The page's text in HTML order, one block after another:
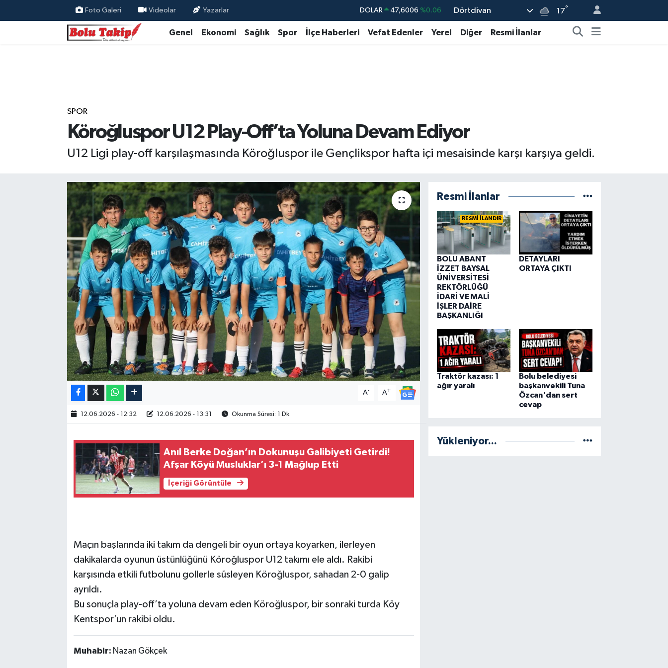
Foto Galeri Videolar Yazarlar DOLAR 47,6006 %0.06
EURO 55,0250 %0.02
Dörtdivan 17°
Genel Ekonomi Sağlık Spor İlçe Haberleri Vefat Edenler Yerel Diğer Resmi İlanlar
SPOR
Köroğluspor U12 Play-Off’ta Yoluna Devam Ediyor
U12 Ligi play-off karşılaşmasında Köroğluspor ile Gençlikspor hafta içi mesaisinde karşı karşıya geldi.
A- A+
12.06.2026 - 12:32 12.06.2026 - 13:31 Okunma Süresi: 1 Dk
Anıl Berke Doğan’ın Dokunuşu Galibiyeti Getirdi!
Afşar Köyü Musluklar’ı 3-1 Mağlup Etti
İçeriği Görüntüle
Maçın başlarında iki takım da dengeli bir oyun ortaya koyarken, ilerleyen
dakikalarda oyunun üstünlüğünü Köroğluspor U12 takımı ele aldı. Rakibi
karşısında etkili futbolunu gollerle süsleyen Köroğluspor, sahadan 2-0 galip
ayrıldı.
Bu sonuçla play-off’ta yoluna devam eden Köroğluspor, bir sonraki turda Köy
Kentspor’un rakibi oldu.
Muhabir: Nazan Gökçek
Resmi İlanlar
RESMİ İLANDIR
BOLU ABANT
İZZET BAYSAL
ÜNİVERSİTESİ
REKTÖRLÜĞÜ
İDARİ VE MALİ
İŞLER DAİRE
BAŞKANLIĞI
DETAYLARI
ORTAYA ÇIKTI
Traktör kazası: 1
ağır yaralı
Bolu belediyesi
başkanvekili Tuna
Özcan'dan sert
cevap
Yükleniyor...